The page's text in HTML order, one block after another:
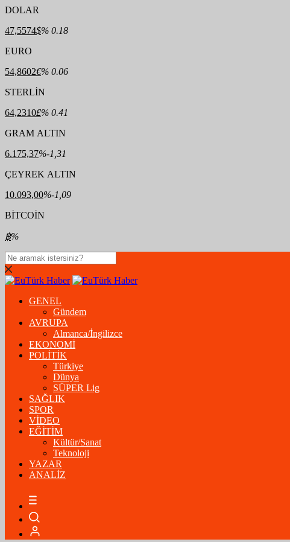
DOLAR
47,5574$% 0.18
EURO
54,8602€% 0.06
STERLİN
64,2310£% 0.41
GRAM ALTIN
6.175,37%-1,31
ÇEYREK ALTIN
10.093,00%-1,09
BİTCOİN
฿%
GENEL
Gündem
AVRUPA
Almanca/İngilizce
EKONOMİ
POLİTİK
Türkiye
Dünya
SÜPER Lig
SAĞLIK
SPOR
VİDEO
EĞİTİM
Kültür/Sanat
Teknoloji
YAZAR
ANALİZ